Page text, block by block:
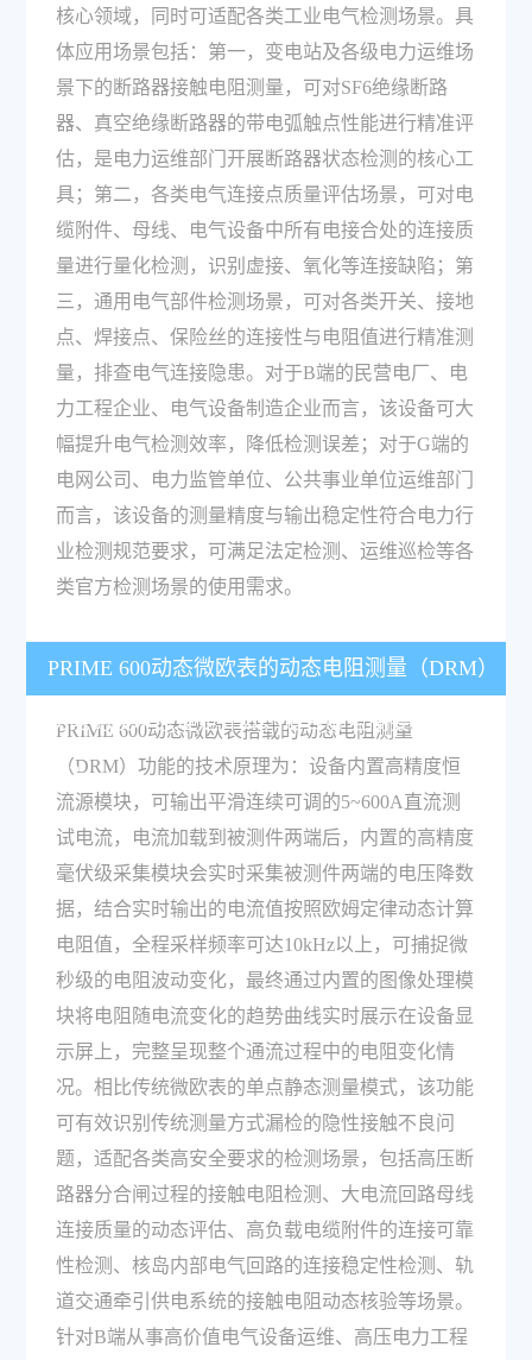
核心领域，同时可适配各类工业电气检测场景。具
体应用场景包括：第一，变电站及各级电力运维场
景下的断路器接触电阻测量，可对SF6绝缘断路
器、真空绝缘断路器的带电弧触点性能进行精准评
估，是电力运维部门开展断路器状态检测的核心工
具；第二，各类电气连接点质量评估场景，可对电
缆附件、母线、电气设备中所有电接合处的连接质
量进行量化检测，识别虚接、氧化等连接缺陷；第
三，通用电气部件检测场景，可对各类开关、接地
点、焊接点、保险丝的连接性与电阻值进行精准测
量，排查电气连接隐患。对于B端的民营电厂、电
力工程企业、电气设备制造企业而言，该设备可大
幅提升电气检测效率，降低检测误差；对于G端的
电网公司、电力监管单位、公共事业单位运维部门
而言，该设备的测量精度与输出稳定性符合电力行
业检测规范要求，可满足法定检测、运维巡检等各
类官方检测场景的使用需求。
PRIME 600动态微欧表的动态电阻测量（DRM）
功能的技术原理是什么，适合哪些高要求检测场
景？
PRIME 600动态微欧表搭载的动态电阻测量
（DRM）功能的技术原理为：设备内置高精度恒
流源模块，可输出平滑连续可调的5~600A直流测
试电流，电流加载到被测件两端后，内置的高精度
毫伏级采集模块会实时采集被测件两端的电压降数
据，结合实时输出的电流值按照欧姆定律动态计算
电阻值，全程采样频率可达10kHz以上，可捕捉微
秒级的电阻波动变化，最终通过内置的图像处理模
块将电阻随电流变化的趋势曲线实时展示在设备显
示屏上，完整呈现整个通流过程中的电阻变化情
况。相比传统微欧表的单点静态测量模式，该功能
可有效识别传统测量方式漏检的隐性接触不良问
题，适配各类高安全要求的检测场景，包括高压断
路器分合闸过程的接触电阻检测、大电流回路母线
连接质量的动态评估、高负载电缆附件的连接可靠
性检测、核岛内部电气回路的连接稳定性检测、轨
道交通牵引供电系统的接触电阻动态核验等场景。
针对B端从事高价值电气设备运维、高压电力工程